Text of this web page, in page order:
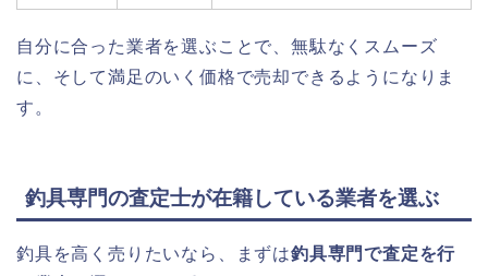
自分に合った業者を選ぶことで、無駄なくスムーズ
に、そして満足のいく価格で売却できるようになりま
す。
釣具専門の査定士が在籍している業者を選ぶ
釣具を高く売りたいなら、まずは釣具専門で査定を行